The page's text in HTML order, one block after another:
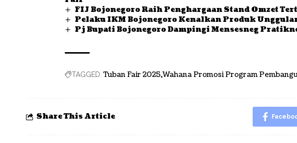
FIJ Bojonegoro Raih Penghargaan Stand Omzet
Pelaku IKM Bojonegoro Kenalkan Produk
Pj Bupati Bojonegoro Dampingi Mensesneg
TAGGED: Tuban Fair 2025 Wahana Promosi Program
Share This Article